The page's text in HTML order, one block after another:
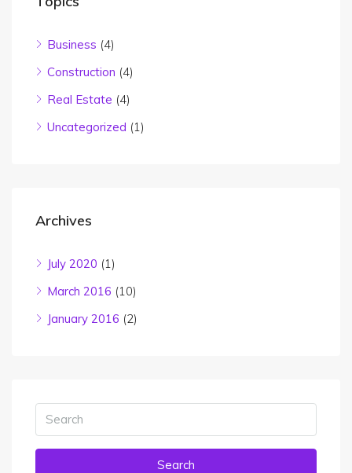
Business (4)
Construction (4)
Real Estate (4)
Uncategorized (1)
Archives
July 2020 (1)
March 2016 (10)
January 2016 (2)
Search